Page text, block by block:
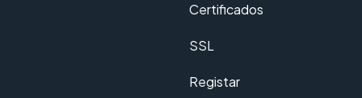
Certificados
SSL
Registar